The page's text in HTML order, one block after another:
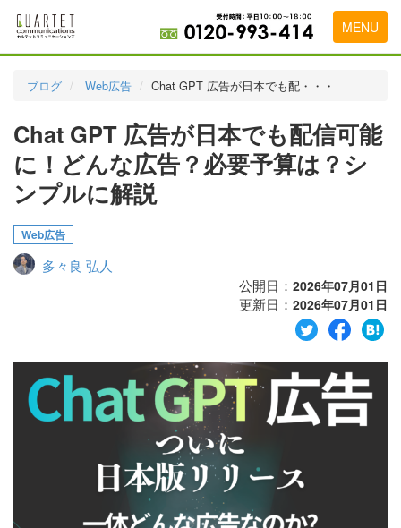
MENU
実績・お客様の声
初めて導入をお考えの方
広告代理店・HP制作会社様へ
お問い合わせ
ブログ Web広告 Chat GPT 広告が日本でも配・・・
Chat GPT 広告が日本でも配信可能
に！どんな広告？必要予算は？シ
ンプルに解説
Web広告
多々良 弘人
公開日： 2026年07月01日
更新日： 2026年07月01日